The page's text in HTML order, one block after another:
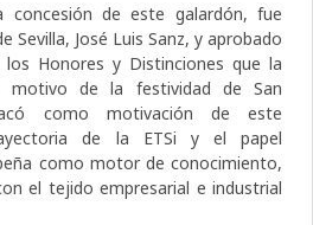
concesión de este galardón, fue
Sevilla, José Luis Sanz, y aprobado
Honores y Distinciones que la
motivo de la festividad de San
como motivación de este
de la ETSi y el papel
como motor de conocimiento,
el tejido empresarial e industrial